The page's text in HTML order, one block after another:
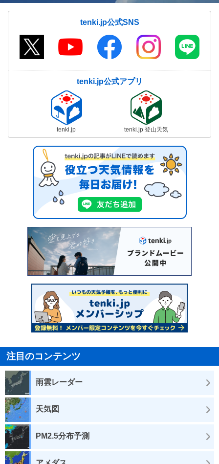
tenki.jp公式SNS
tenki.jp公式アプリ
tenki.jp tenki.jp 登山天気
注目のコンテンツ
雨雲レーダー
天気図
PM2.5分布予測